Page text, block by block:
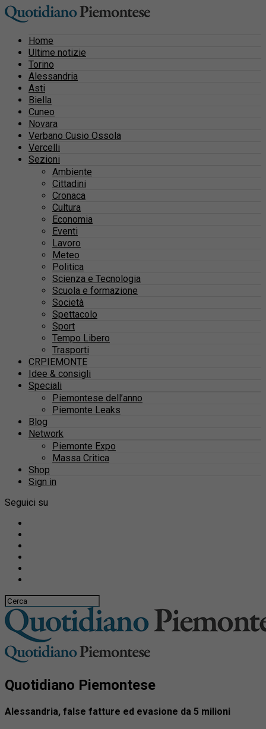
Home
Ultime notizie
Torino
Alessandria
Asti
Biella
Cuneo
Novara
Verbano Cusio Ossola
Vercelli
Sezioni
Ambiente
Cittadini
Cronaca
Cultura
Economia
Eventi
Lavoro
Meteo
Politica
Scienza e Tecnologia
Scuola e formazione
Società
Spettacolo
Sport
Tempo Libero
Trasporti
CRPIEMONTE
Idee & consigli
Speciali
Piemontese dell’anno
Piemonte Leaks
Blog
Network
Piemonte Expo
Massa Critica
Shop
Sign in
Seguici su
Quotidiano Piemontese
Alessandria, false fatture ed evasione da 5 milioni